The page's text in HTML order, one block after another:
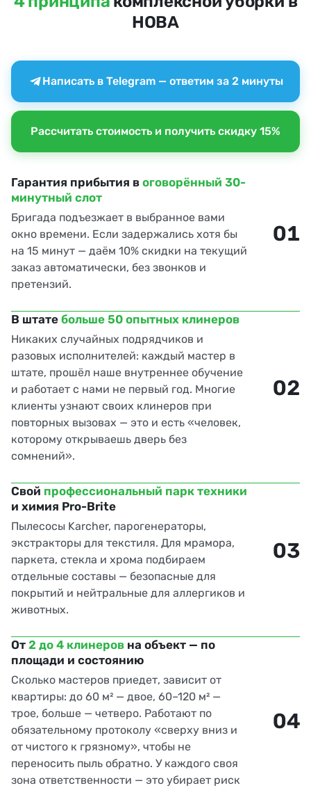
НОВА
Гарантия прибытия в оговорённый 30-
минутный слот
Бригада подъезжает в выбранное вами
окно времени. Если задержались хотя бы
на 15 минут — даём 10% скидки на текущий
заказ автоматически, без звонков и
претензий.
01
В штате больше 50 опытных клинеров
Никаких случайных подрядчиков и
разовых исполнителей: каждый мастер в
штате, прошёл наше внутреннее обучение
и работает с нами не первый год. Многие
клиенты узнают своих клинеров при
повторных вызовах — это и есть «человек,
которому открываешь дверь без
сомнений».
02
Свой профессиональный парк техники
и химия Pro-Brite
Пылесосы Karcher, парогенераторы,
экстракторы для текстиля. Для мрамора,
паркета, стекла и хрома подбираем
отдельные составы — безопасные для
покрытий и нейтральные для аллергиков и
животных.
03
От 2 до 4 клинеров на объект — по
площади и состоянию
Сколько мастеров приедет, зависит от
квартиры: до 60 м² — двое, 60–120 м² —
трое, больше — четверо. Работают по
обязательному протоколу «сверху вниз и
от чистого к грязному», чтобы не
переносить пыль обратно. У каждого своя
зона ответственности — это убирает риск
04
Написать в Telegram — ответим за 2 минуты
Рассчитать стоимость и получить скидку 15%